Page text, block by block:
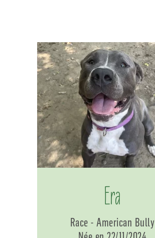
Era
Race - American Bully